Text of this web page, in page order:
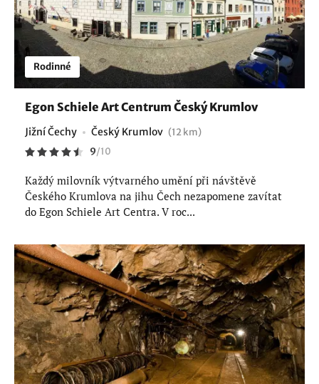
Rodinné
Egon Schiele Art Centrum Český Krumlov
Jižní Čechy Český Krumlov (12 km)
9/10
Každý milovník výtvarného umění při návštěvě
Českého Krumlova na jihu Čech nezapomene zavítat
do Egon Schiele Art Centra. V roc...